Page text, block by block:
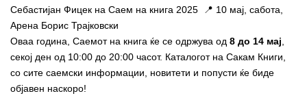
Себастијан Фицек на Саем на книга 2025 📍 10 мај, сабота,
Арена Борис Трајковски
Оваа година, Саемот на книга ќе се одржува од 8 до 14 мај
секој ден од 10:00 до 20:00 часот. Каталогот на Сакам Книги,
со сите саемски информации, новитети и попусти ќе биде
објавен наскоро!